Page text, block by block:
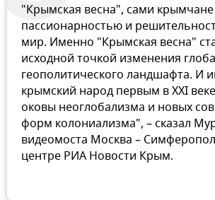
"Крымская весна", сами крымчане
пассионарностью и
мир. Именно "Крымская весна"
исходной точкой изменения
геополитического ландшафта. И
крымский народ первым в XXI
оковы неоглобализма и новых
форм колониализма", – сказал
видеомоста Москва –
центре РИА Новости Крым.